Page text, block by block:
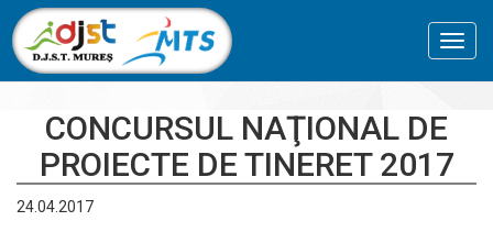
CONCURSUL NAŢIONAL DE
PROIECTE DE TINERET 2017
24.04.2017